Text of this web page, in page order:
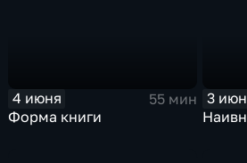
4 июня
55 мин
Форма книги
3